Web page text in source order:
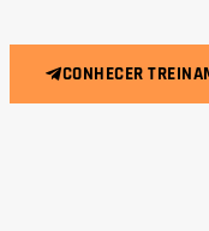
CONHECER